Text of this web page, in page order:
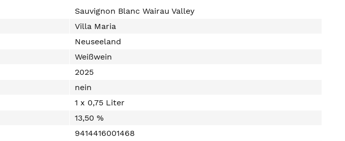
Sauvignon Blanc Wairau Valley
Villa Maria
Neuseeland
Weißwein
2025
nein
1 x 0,75 Liter
13,50 %
9414416001468